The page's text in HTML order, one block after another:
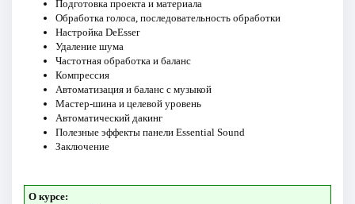
Подготовка проекта и материала
Обработка голоса, последовательность обработки
Настройка DeEsser
Удаление шума
Частотная обработка и баланс
Компрессия
Автоматизация и баланс с музыкой
Мастер-шина и целевой уровень
Автоматический дакинг
Полезные эффекты панели Essential Sound
Заключение
О курсе: